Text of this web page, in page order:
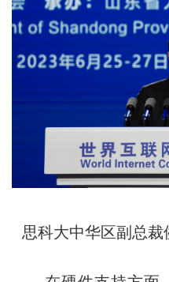
思科大中华区副总裁